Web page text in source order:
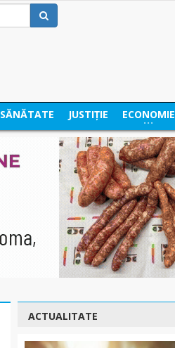
SĂNĂTATE JUSTIȚIE ECONOMIE
ACTUALITATE